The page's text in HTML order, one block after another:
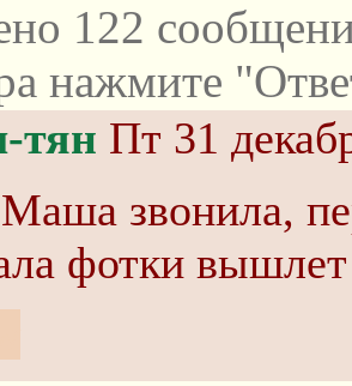
122
нажмите
тян Пт 31
звонила,
фотки